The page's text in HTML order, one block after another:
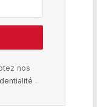
nos
.